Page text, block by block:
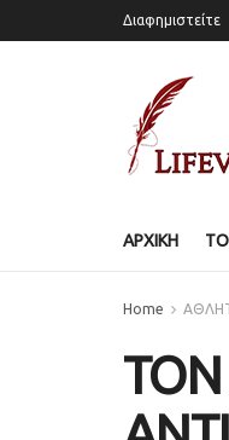
Διαφημιστείτε
ΑΡΧΙΚΗ
Home
ΤΟΝ